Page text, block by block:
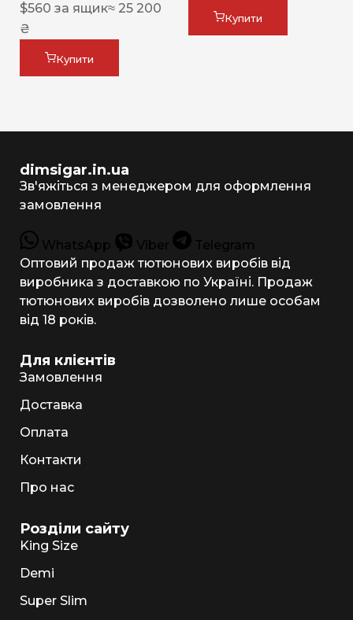
$560 за ящик≈ 25 200
₴
Купити
Купити
dimsigar.in.ua
Зв'яжіться з менеджером для оформлення
замовлення
WhatsApp Viber
Telegram
Оптовий продаж тютюнових виробів від
виробника з доставкою по Україні. Продаж
тютюнових виробів дозволено лише особам
від 18 років.
Для клієнтів
Замовлення
Доставка
Оплата
Контакти
Про нас
Розділи сайту
King Size
Demi
Super Slim